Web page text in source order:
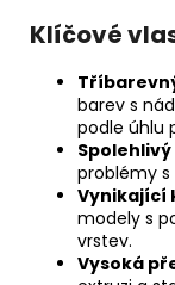
Klíčové
barev s
podle úhlu
problémy s
Vynikající
modely s
vrstev.
Vysoká